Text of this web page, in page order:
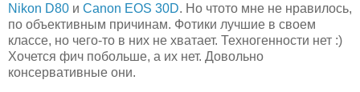
Nikon D80 и Canon EOS 30D. Но чтото мне не нравилось,
по объективным причинам. Фотики лучшие в своем
классе, но чего-то в них не хватает. Техногенности нет :)
Хочется фич побольше, а их нет. Довольно
консервативные они.